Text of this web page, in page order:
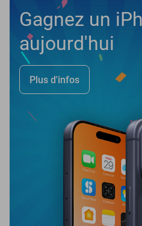
Gagnez un
aujourd'hui
Plus d'infos